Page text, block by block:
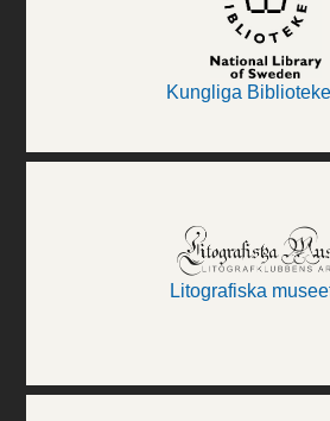
Kungliga
Litografiska